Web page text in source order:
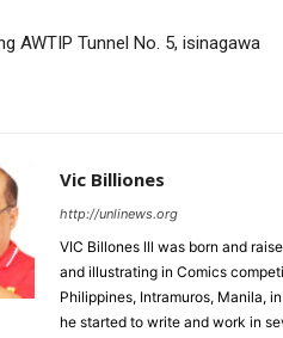
AWTIP Tunnel No. 5, isinagawa
Vic Billiones
http://unlinews.org
VIC Billones lll was born and
and illustrating in Comics
Philippines, Intramuros, Manila,
he started to write and work in